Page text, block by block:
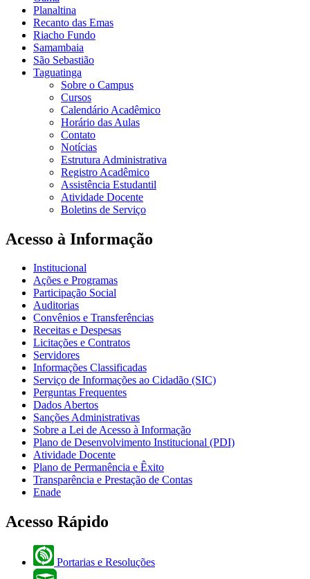
Planaltina
Recanto das Emas
Riacho Fundo
Samambaia
São Sebastião
Taguatinga
Sobre o Campus
Cursos
Calendário Acadêmico
Horário das Aulas
Contato
Notícias
Estrutura Administrativa
Registro Acadêmico
Assistência Estudantil
Atividade Docente
Boletins de Serviço
Acesso à Informação
Institucional
Ações e Programas
Participação Social
Auditorias
Convênios e Transferências
Receitas e Despesas
Licitações e Contratos
Servidores
Informações Classificadas
Serviço de Informações ao Cidadão (SIC)
Perguntas Frequentes
Dados Abertos
Sanções Administrativas
Sobre a Lei de Acesso à Informação
Plano de Desenvolvimento Institucional (PDI)
Atividade Docente
Plano de Permanência e Êxito
Transparência e Prestação de Contas
Enade
Acesso Rápido
Portarias e Resoluções